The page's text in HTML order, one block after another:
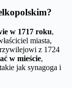
w 1717 roku,
miasta,
z 1724
w mieście,
jak synagoga i